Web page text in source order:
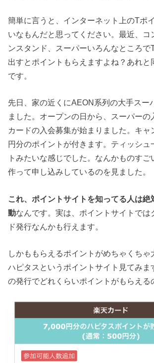
簡単に言うと、インターネット上のTポ
いなもんだと思ってください。最近、コ
ンスタンド、スーパーいろんなところで
出すとポイントもらえますよね？あれと
です。
先日、家の近くにAEON系列の大手スー
ました。オープンの日から、スーパーの
カードの入会募集が始まりました。キャ
円分のポイントが付きます。ティッシュ
トみたいな感じでした。なんかものすご
作って申し込みしているのを見ました。
これ、ポイントサイトを知ってる人は絶
動なんです。実は、ポイントサイトでは
ド発行なんかも行えます。
しかももらえるポイントがめちゃくちゃ
ハピタスというポイントサイト見てみま
の発行でどれくらいポイントがもらえる